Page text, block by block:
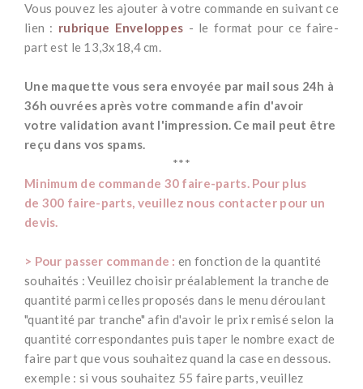
Vous pouvez les ajouter à votre commande en suivant ce
lien : rubrique Enveloppes - le format pour ce faire-
part est le 13,3x18,4 cm.
Une maquette vous sera envoyée par mail sous 24h à
36h ouvrées après votre commande afin d'avoir
votre validation avant l'impression. Ce mail peut être
reçu dans vos spams.
***
Minimum de commande 30 faire-parts. Pour plus
de 300 faire-parts, veuillez nous contacter pour un
devis.
> Pour passer commande : en fonction de la quantité
souhaités : Veuillez choisir préalablement la tranche de
quantité parmi celles proposés dans le menu déroulant
"quantité par tranche" afin d'avoir le prix remisé selon la
quantité correspondantes puis taper le nombre exact de
faire part que vous souhaitez quand la case en dessous.
exemple : si vous souhaitez 55 faire parts, veuillez